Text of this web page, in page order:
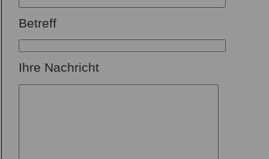
Betreff
Ihre Nachricht